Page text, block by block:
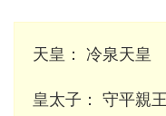
天皇： 冷泉天皇
皇太子： 守平親